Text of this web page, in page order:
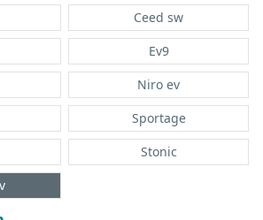
Ceed sw
Ev9
Niro ev
Sportage
Stonic